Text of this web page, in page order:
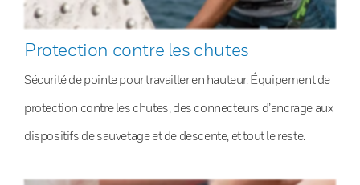
Protection contre les chutes
Sécurité de pointe pour travailler en hauteur. Équipement de
protection contre les chutes, des connecteurs d’ancrage aux
dispositifs de sauvetage et de descente, et tout le reste.